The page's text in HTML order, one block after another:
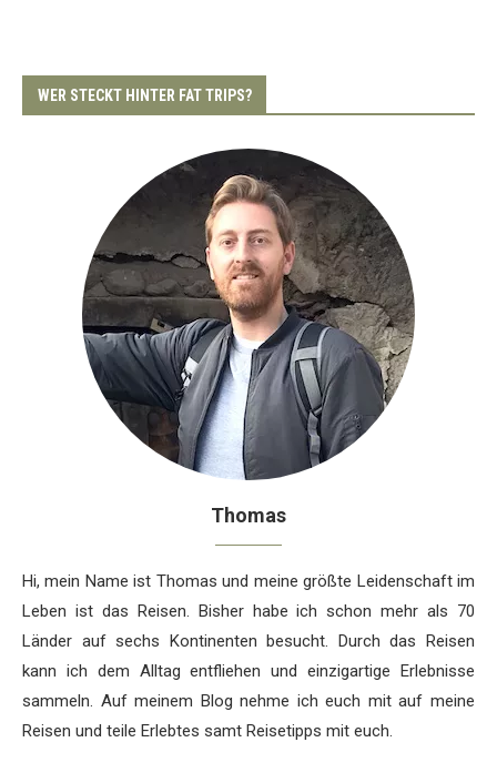
WER STECKT HINTER FAT TRIPS?
Thomas
Hi, mein Name ist Thomas und meine größte Leidenschaft im
Leben ist das Reisen. Bisher habe ich schon mehr als 70
Länder auf sechs Kontinenten besucht. Durch das Reisen
kann ich dem Alltag entfliehen und einzigartige Erlebnisse
sammeln. Auf meinem Blog nehme ich euch mit auf meine
Reisen und teile Erlebtes samt Reisetipps mit euch.